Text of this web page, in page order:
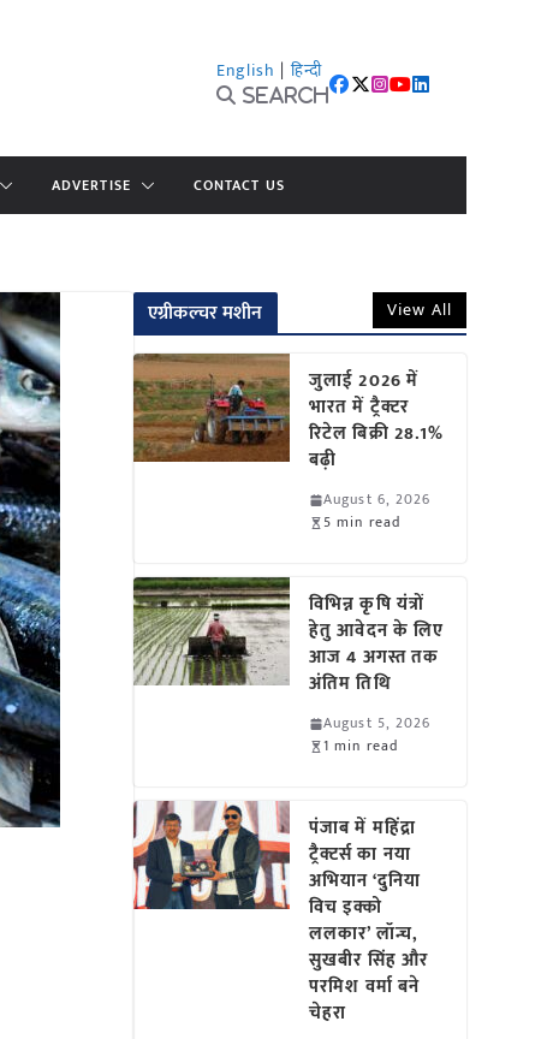
English | हिन्दी
Search
ADVERTISE CONTACT US
एग्रीकल्चर मशीन View All
जुलाई 2026 में
भारत में ट्रैक्टर
रिटेल बिक्री 28.1%
बढ़ी
August 6, 2026
5 min read
विभिन्न कृषि यंत्रों
हेतु आवेदन के लिए
आज 4 अगस्त तक
अंतिम तिथि
August 5, 2026
1 min read
पंजाब में महिंद्रा
ट्रैक्टर्स का नया
अभियान ‘दुनिया
विच इक्को
ललकार’ लॉन्च,
सुखबीर सिंह और
परमिश वर्मा बने
चेहरा